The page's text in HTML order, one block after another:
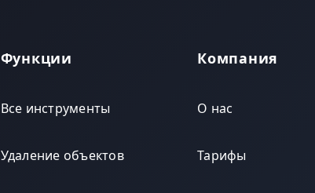
Функции
Все инструменты
Удаление объектов
Компания
О нас
Тарифы